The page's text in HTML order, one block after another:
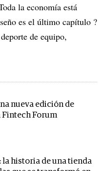
la economía está
es el último capítulo ?
de equipo,
nueva edición de
Forum
la historia de una tienda